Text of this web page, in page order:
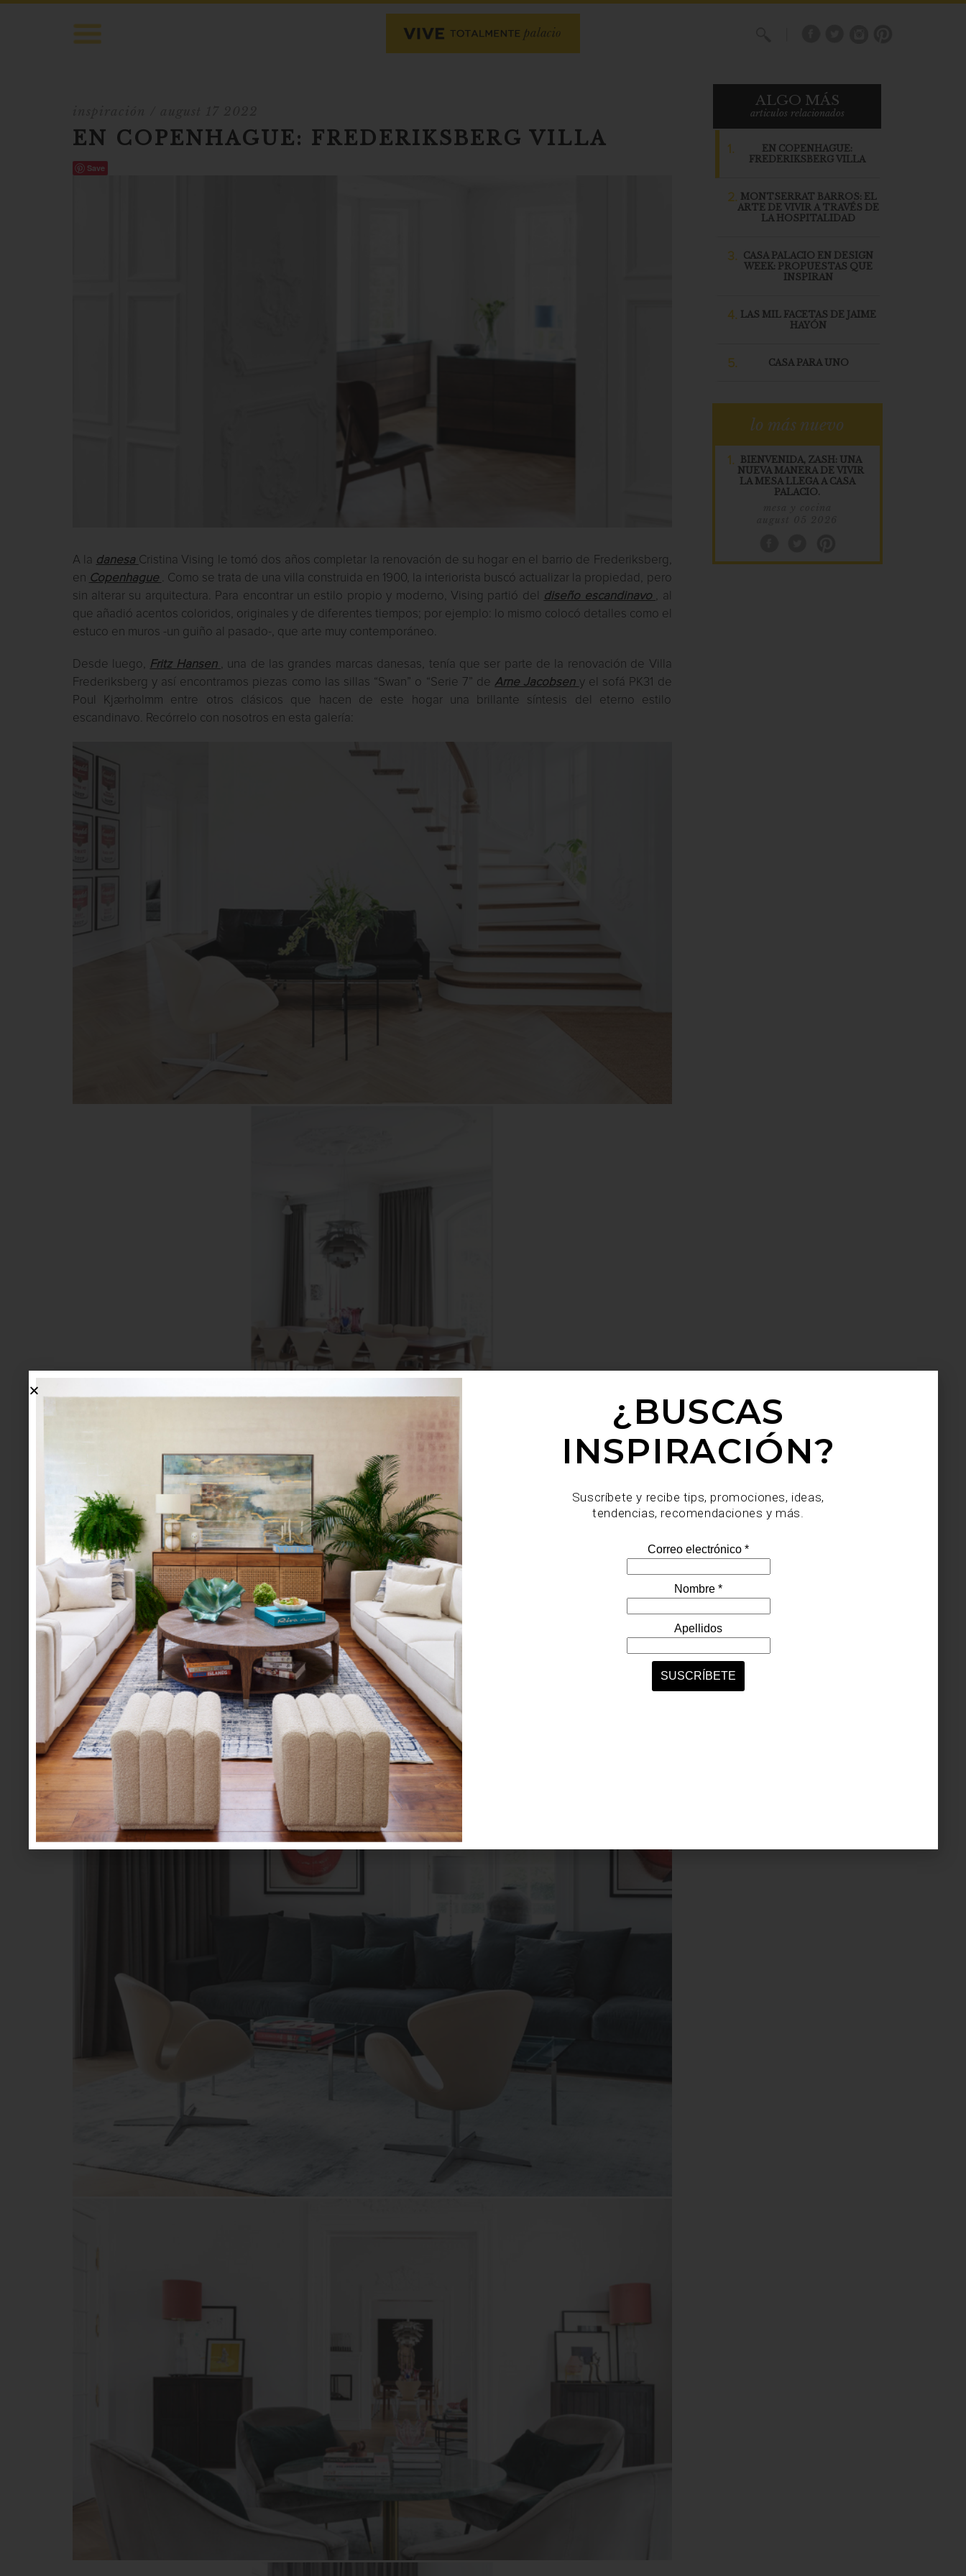
EN COPENHAGUE: FREDERIKSBERG VILLA
Save
A la danesa Cristina Vising le tomó dos años completar la renovación de su hogar en el barrio de Frederiksberg,
en Copenhague . Como se trata de una villa construida en 1900, la interiorista buscó actualizar la propiedad, pero
sin alterar su arquitectura. Para encontrar un estilo propio y moderno, Vising partió del diseño escandinavo , al
que añadió acentos coloridos, originales y de diferentes tiempos; por ejemplo: lo mismo colocó detalles como el
estuco en muros -un guiño al pasado-, que arte muy contemporáneo.
Desde luego, Fritz Hansen , una de las grandes marcas danesas, tenía que ser parte de la renovación de Villa
Frederiksberg y así encontramos piezas como las sillas “Swan” o “Serie 7” deArne Jacobsen y el sofá PK31 de
Poul Kjærholmm entre otros clásicos que hacen de este hogar una brillante síntesis del eterno estilo
escandinavo. Recórrelo con nosotros en esta galería:
ALGO MÁS
articulos relacionados
1.
EN COPENHAGUE:
FREDERIKSBERG VILLA
2. MONTSERRAT BARROS: EL
ARTE DE VIVIR A TRAVÉS DE
LA HOSPITALIDAD
3.
CASA PALACIO EN DESIGN
WEEK: PROPUESTAS QUE
INSPIRAN
4. LAS MIL FACETAS DE JAIME
HAYÓN
5. CASA PARA UNO
lo más nuevo
1.
BIENVENIDA, ZASH: UNA
NUEVA MANERA DE VIVIR
LA MESA LLEGA A CASA
PALACIO.
¿BUSCAS
INSPIRACIÓN?
Suscríbete y recibe tips, promociones, ideas,
tendencias, recomendaciones y más.